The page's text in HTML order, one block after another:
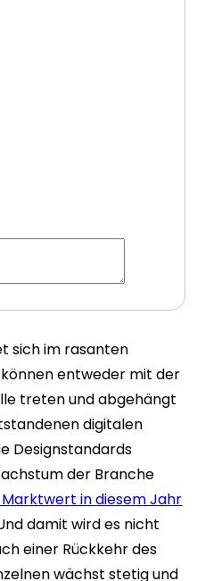
sich im rasanten
entweder mit der
treten und abgehängt
digitalen
Designstandards
der Branche
in diesem Jahr
damit wird es nicht
einer Rückkehr des
wächst stetig und